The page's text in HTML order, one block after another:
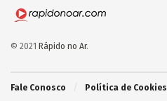
© 2021 Rápido no Ar.
Fale Conosco Política de Cookies